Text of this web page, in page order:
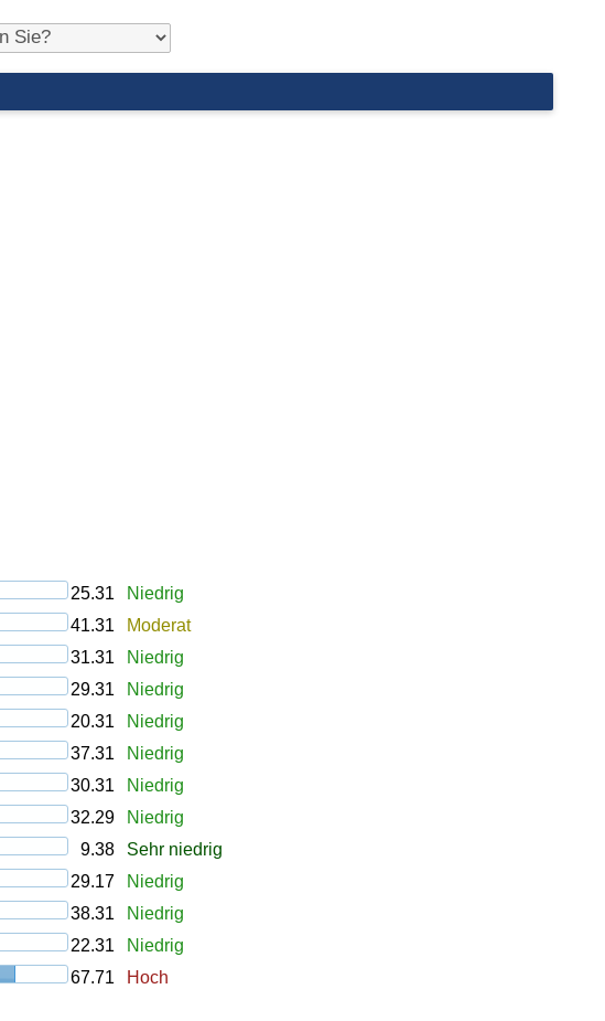
25.31
Niedrig
41.31
Moderat
31.31
Niedrig
29.31
Niedrig
20.31
Niedrig
37.31
Niedrig
30.31
Niedrig
32.29
Niedrig
9.38
Sehr niedrig
29.17
Niedrig
38.31
Niedrig
22.31
Niedrig
67.71 Hoch